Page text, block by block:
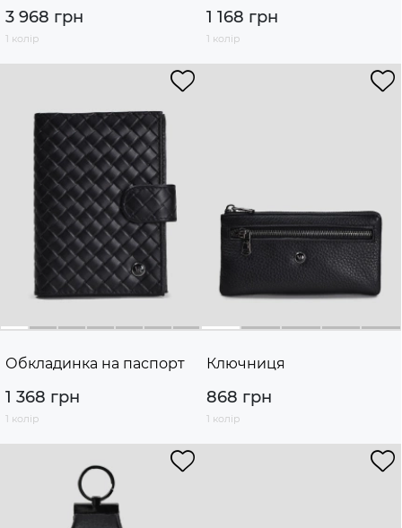
3 968 грн
1 колір
1 168 грн
1 колір
Обкладинка на паспорт
1 368 грн
1 колір
Ключниця
868 грн
1 колір